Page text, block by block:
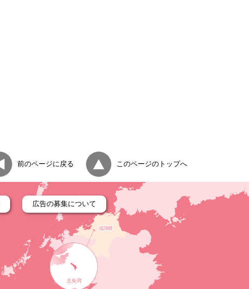
前のページに戻る このページのトップへ
広告の募集について